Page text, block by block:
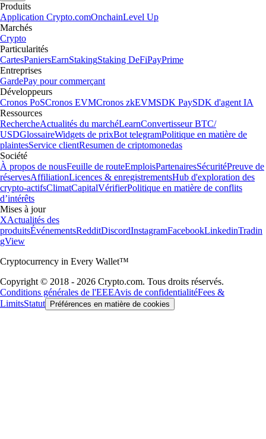
Produits
Application Crypto.comOnchainLevel Up
Marchés
Crypto
Particularités
CartesPaniersEarnStakingStaking DeFiPayPrime
Entreprises
GardePay pour commerçant
Développeurs
Cronos PoSCronos EVMCronos zkEVMSDK PaySDK d'agent IA
Ressources
RechercheActualités du marchéLearnConvertisseur BTC/
USDGlossaireWidgets de prixBot telegramPolitique en matière de
plaintesService clientResumen de criptomonedas
Société
À propos de nousFeuille de routeEmploisPartenairesSécuritéPreuve de
réservesAffiliationLicences & enregistrementsHub d'exploration des
crypto-actifsClimatCapitalVérifierPolitique en matière de conflits
d’intérêts
Mises à jour
XActualités des
produitsÉvénementsRedditDiscordInstagramFacebookLinkedinTradin
gView
Cryptocurrency in Every Wallet™
Copyright © 2018 - 2026 Crypto.com. Tous droits réservés.
Conditions générales de l'EEEAvis de confidentialitéFees &
LimitsStatut Préférences en matière de cookies